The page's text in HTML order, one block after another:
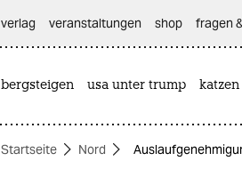
themen
verlag
veranstaltungen shop fragen
bergsteigen usa unter trump katzen
Startseite Nord